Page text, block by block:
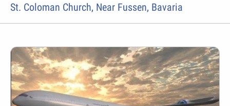
St. Coloman Church, Near Fussen, Bavaria